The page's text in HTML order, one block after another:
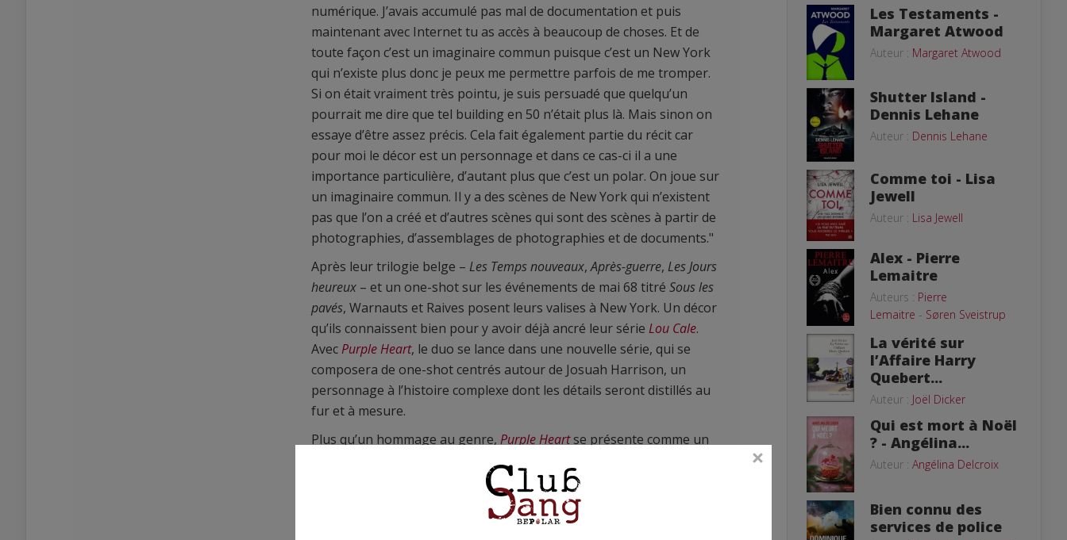
numérique. J’avais accumulé pas mal de documentation et puis
maintenant avec Internet tu as accès à beaucoup de choses. Et de
toute façon c’est un imaginaire commun puisque c’est un New York
qui n’existe plus donc je peux me permettre parfois de me tromper.
Si on était vraiment très pointu, je suis persuadé que quelqu’un
pourrait me dire que tel building en 50 n’était plus là. Mais sinon on
essaye d’être assez précis. Cela fait également partie du récit car
pour moi le décor est un personnage et dans ce cas-ci il a une
importance particulière, d’autant plus que c’est un polar. On joue sur
un imaginaire commun. Il y a des scènes de New York qui n’existent
pas que l’on a créé et d’autres scènes qui sont des scènes à partir de
photographies, d’assemblages de photographies et de documents."
Après leur trilogie belge – Les Temps nouveaux,Après-guerre, Les Jours
heureux – et un one-shot sur les événements de mai 68 titré Sous les
pavés, Warnauts et Raives posent leurs valises à New York. Un décor
qu’ils connaissent bien pour y avoir déjà ancré leur série Lou Cale.
AvecPurple Heart, le duo se lance dans une nouvelle série, qui se
composera de one-shot centrés autour de Josuah Harrison, un
personnage à l’histoire complexe dont les détails seront distillés au
fur et à mesure.
Plus qu’un hommage au genre, Purple Heartse présente comme un
peau, une ambiance à la fois pesante et euphorique, celle de
l’Amérique triomphante de l’après-guerre...
Les Testaments -
Margaret Atwood
Auteur : Margaret Atwood
Shutter Island -
Dennis Lehane
Auteur : Dennis Lehane
Comme toi - Lisa
Jewell
Auteur : Lisa Jewell
Alex - Pierre
Lemaitre
Auteurs : Pierre
Lemaitre - Søren Sveistrup
La vérité sur
l’Affaire Harry
Quebert...
Auteur : Joël Dicker
Qui est mort à Noël
? - Angélina...
Auteur : Angélina Delcroix
Bien connu des
services de police